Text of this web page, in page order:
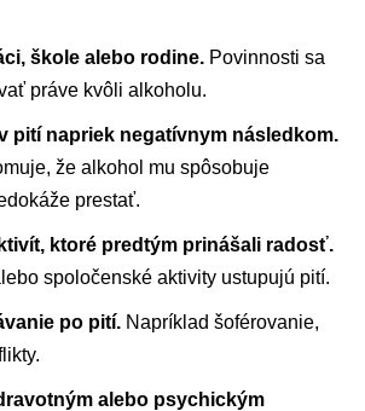
škole alebo rodine. Povinnosti sa
práve kvôli alkoholu.
pití napriek negatívnym následkom.
že alkohol mu spôsobuje
prestať.
ktoré predtým prinášali radosť.
spoločenské aktivity ustupujú pití.
po pití. Napríklad šoférovanie,
alebo psychickým